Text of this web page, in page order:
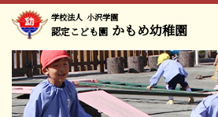
学校法人 小沢学園
認定こども園 かもめ幼稚園